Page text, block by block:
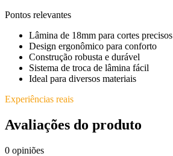
Pontos relevantes
Lâmina de 18mm para cortes precisos
Design ergonômico para conforto
Construção robusta e durável
Sistema de troca de lâmina fácil
Ideal para diversos materiais
Experiências reais
Avaliações do produto
0 opiniões